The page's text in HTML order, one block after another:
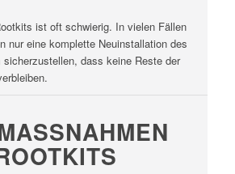
ist oft schwierig. In vielen Fällen
nur eine komplette Neuinstallation des
dass keine Reste der
G